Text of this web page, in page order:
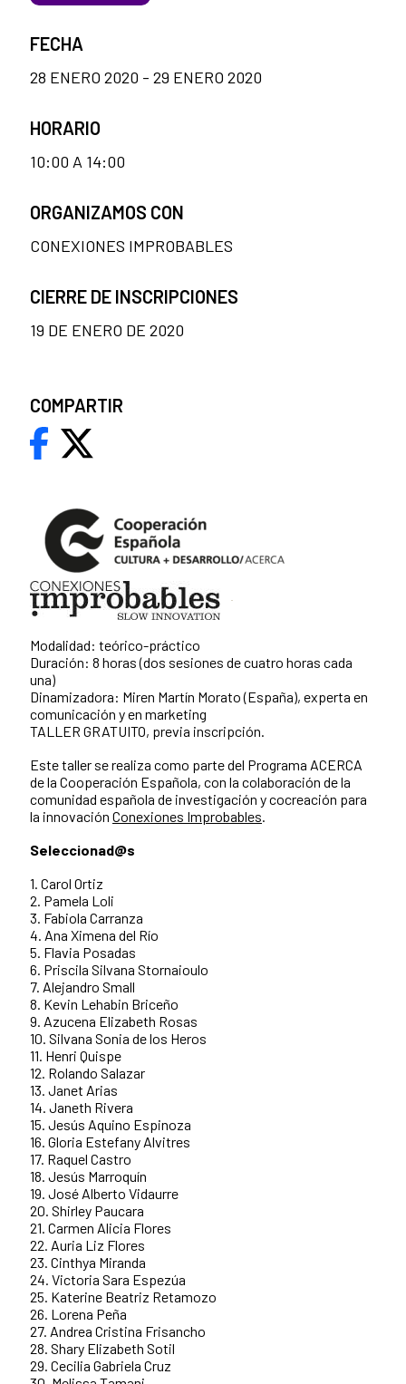
Modalidad: teórico-práctico
Duración: 8 horas (dos sesiones de cuatro horas cada
una)
Dinamizadora: Miren Martín Morato (España), experta en
comunicación y en marketing
TALLER GRATUITO, previa inscripción.
Este taller se realiza como parte del Programa ACERCA
de la Cooperación Española, con la colaboración de la
comunidad española de investigación y cocreación para
la innovación Conexiones Improbables.
Seleccionad@s
1. Carol Ortiz
2. Pamela Loli
3. Fabiola Carranza
4. Ana Ximena del Río
5. Flavia Posadas
6. Priscila Silvana Stornaioulo
7. Alejandro Small
8. Kevin Lehabin Briceño
9. Azucena Elizabeth Rosas
10. Silvana Sonia de los Heros
11. Henri Quispe
12. Rolando Salazar
13. Janet Arias
14. Janeth Rivera
15. Jesús Aquino Espinoza
16. Gloria Estefany Alvitres
17. Raquel Castro
18. Jesús Marroquín
19. José Alberto Vidaurre
20. Shirley Paucara
21. Carmen Alicia Flores
22. Auria Liz Flores
23. Cinthya Miranda
24. Victoria Sara Espezúa
25. Katerine Beatriz Retamozo
26. Lorena Peña
27. Andrea Cristina Frisancho
28. Shary Elizabeth Sotil
29. Cecilia Gabriela Cruz
FECHA
28 ENERO 2020 - 29 ENERO 2020
HORARIO
10:00 A 14:00
ORGANIZAMOS CON
CONEXIONES IMPROBABLES
CIERRE DE INSCRIPCIONES
19 DE ENERO DE 2020
COMPARTIR